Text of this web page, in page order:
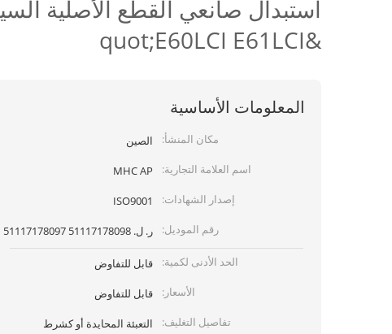
&quot;E60LCI E61LCI
المعلومات الأساسية
مكان المنشأ:
الصين
اسم العلامة التجارية:
MHC AP
إصدار الشهادات:
ISO9001
رقم الموديل:
ر. ل. 51117178098 51117178097
الحد الأدنى لكمية:
قابل للتفاوض
الأسعار:
قابل للتفاوض
تفاصيل التغليف:
التعبئة المحايدة أو كشرط